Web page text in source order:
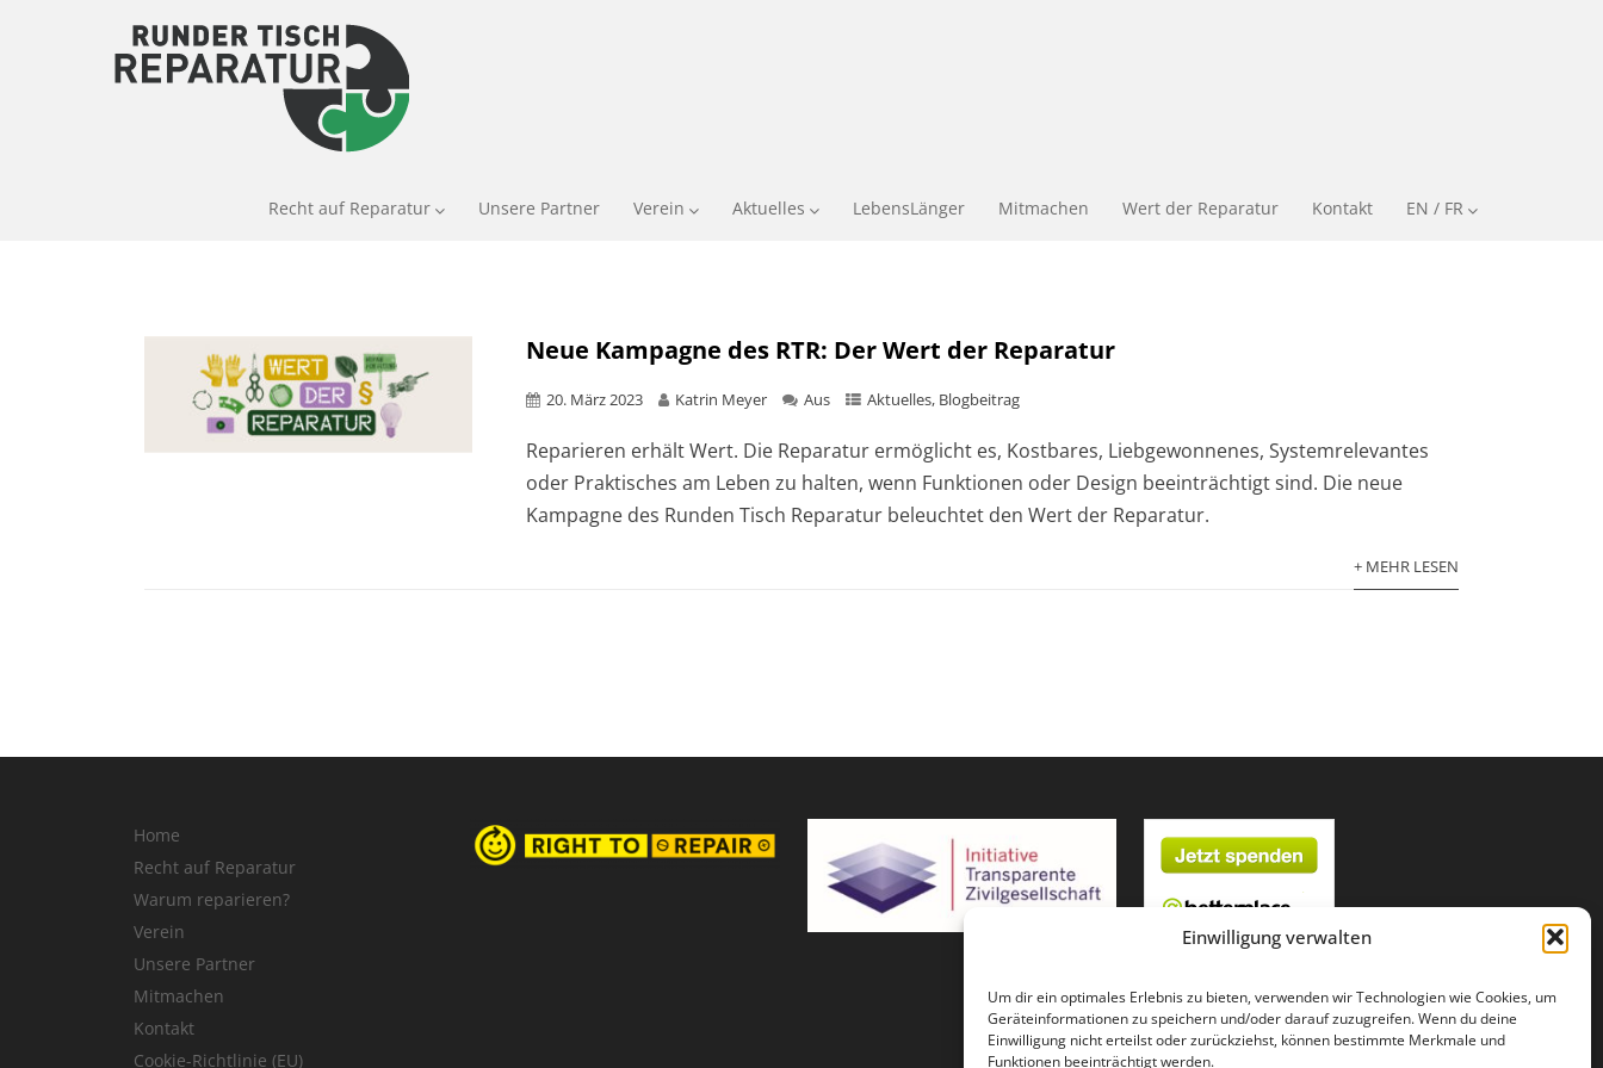
Einwilligung verwalten
Um dir ein optimales Erlebnis zu bieten, verwenden wir Technologien wie Cookies, um
Geräteinformationen zu speichern und/oder darauf zuzugreifen. Wenn du deine
Einwilligung nicht erteilst oder zurückziehst, können bestimmte Merkmale und
Funktionen beeinträchtigt werden.
Recht auf Reparatur Unsere Partner Verein Aktuelles LebensLänger Mitmachen Wert der Reparatur Kontakt EN / FR
Neue Kampagne des RTR: Der Wert der Reparatur
20. März 2023 Katrin Meyer Aus Aktuelles, Blogbeitrag
Reparieren erhält Wert. Die Reparatur ermöglicht es, Kostbares, Liebgewonnenes, Systemrelevantes
oder Praktisches am Leben zu halten, wenn Funktionen oder Design beeinträchtigt sind. Die neue
Kampagne des Runden Tisch Reparatur beleuchtet den Wert der Reparatur.
+ MEHR LESEN
Home
Recht auf Reparatur
Warum reparieren?
Verein
Unsere Partner
Mitmachen
Kontakt
Cookie-Richtlinie (EU)